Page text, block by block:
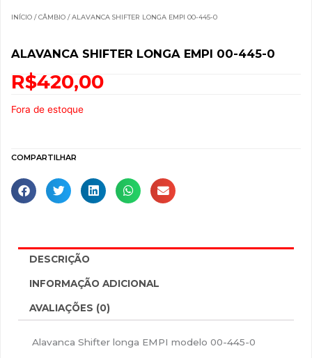
INÍCIO /CÂMBIO / ALAVANCA SHIFTER LONGA EMPI 00-445-0
ALAVANCA SHIFTER LONGA EMPI 00-445-0
R$420,00
Fora de estoque
COMPARTILHAR
DESCRIÇÃO
INFORMAÇÃO ADICIONAL
AVALIAÇÕES (0)
Alavanca Shifter longa EMPI modelo 00-445-0